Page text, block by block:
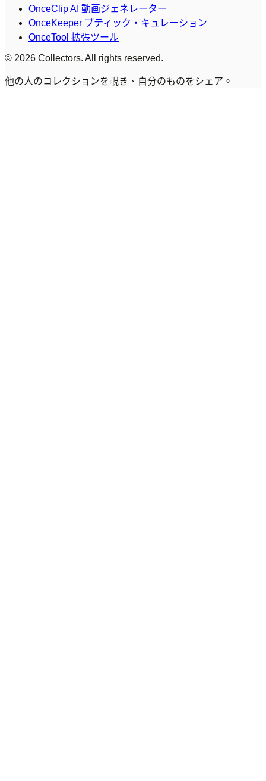
OnceClip AI 動画ジェネレーター
OnceKeeper ブティック・キュレーション
OnceTool 拡張ツール
© 2026 Collectors. All rights reserved.
他の人のコレクションを覗き、自分のものをシェア。